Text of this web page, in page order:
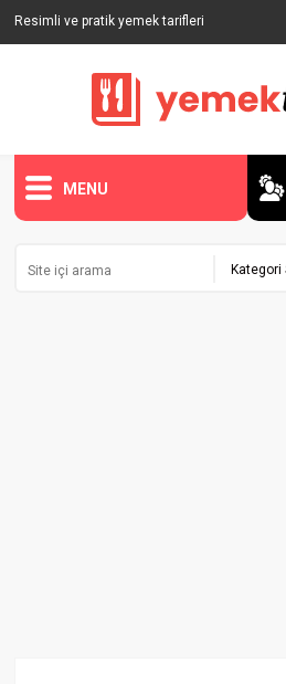
Resimli ve pratik yemek tarifleri
MENU